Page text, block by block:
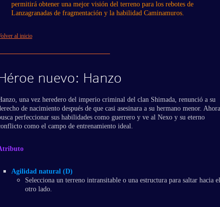
permitirá obtener una mejor visión del terreno para los rebotes de
Lanzagranadas de fragmentación y la habilidad Caminamuros.
al inicio
nuevo: Hanzo
una vez heredero del imperio criminal del clan Shimada, renunció a su
de nacimiento después de que casi asesinara a su hermano menor. Ahora
perfeccionar sus habilidades como guerrero y ve al Nexo y su eterno
como el campo de entrenamiento ideal.
Agilidad natural (D)
Selecciona un terreno intransitable o una estructura para saltar hacia el
otro lado.